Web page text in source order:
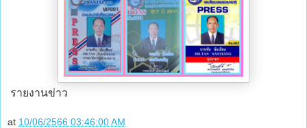
รายงานข่าว
at 10/06/2566 03:46:00 AM